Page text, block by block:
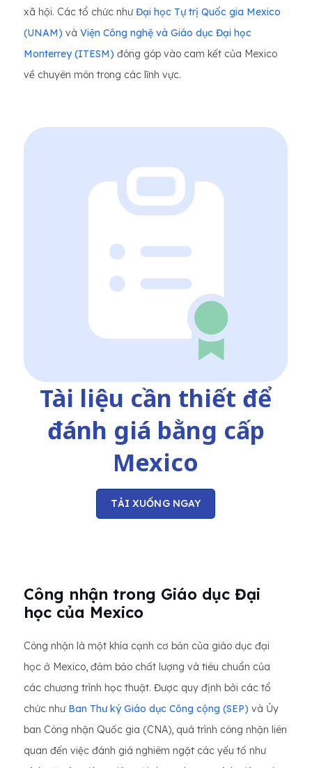
xã hội. Các tổ chức nhưĐại học Tự trị Quốc gia Mexico
(UNAM) và Viện Công nghệ và Giáo dục Đại học
Monterrey (ITESM) đóng góp vào cam kết của Mexico
về chuyên môn trong các lĩnh vực.
Tài liệu cần thiết để
đánh giá bằng cấp
Mexico
TẢI XUỐNG NGAY
Công nhận trong Giáo dục Đại
học của Mexico
Công nhận là một khía cạnh cơ bản của giáo dục đại
học ở Mexico, đảm bảo chất lượng và tiêu chuẩn của
các chương trình học thuật. Được quy định bởi các tổ
chức như Ban Thư ký Giáo dục Công cộng (SEP) và Ủy
ban Công nhận Quốc gia (CNA), quá trình công nhận liên
quan đến việc đánh giá nghiêm ngặt các yếu tố như